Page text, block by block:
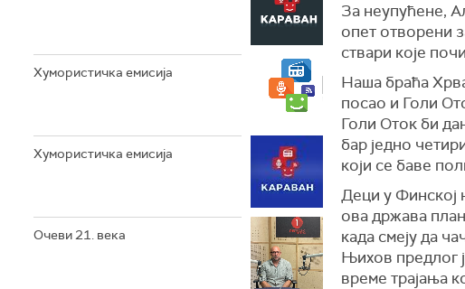
Хумористичка емисија
Хумористичка емисија
Очеви 21. века
За неупућене,
опет отворени
ствари које
Наша браћа
посао и Голи
Голи Оток би
бар једно
који се баве
Деци у Финској
ова држава
када смеју да
Њихов предлог
време трајања